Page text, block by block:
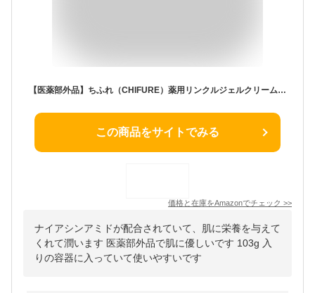
【医薬部外品】ちふれ（CHIFURE）薬用リンクルジェルクリーム 103g オールインワンジェルクリーム ナイアシンアミド配合
この商品をサイトでみる
価格と在庫をAmazonでチェック >>
ナイアシンアミドが配合されていて、肌に栄養を与えて
くれて潤います 医薬部外品で肌に優しいです 103g 入
りの容器に入っていて使いやすいです